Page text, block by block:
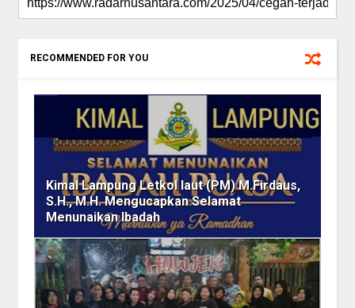
RECOMMENDED FOR YOU
Kimal Lampung Letkol laut (PM) M.Firdaus,
S.H., M.H. Mengucapkan Selamat
Menunaikan Ibadah